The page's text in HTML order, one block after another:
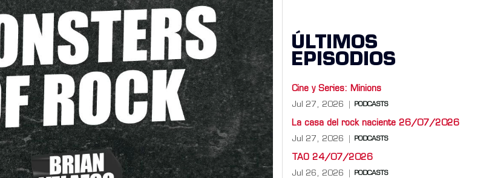
ÚLTIMOS
EPISODIOS
Cine y Series: Minions
Jul 27, 2026 PODCASTS
La casa del rock naciente 26/07/2026
Jul 27, 2026 PODCASTS
TAO 24/07/2026
Jul 26, 2026 PODCASTS